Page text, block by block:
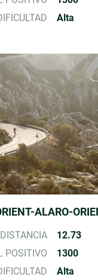
Alta
ALARO-
DISTANCIA
12.73
POSITIVO
1300
Alta